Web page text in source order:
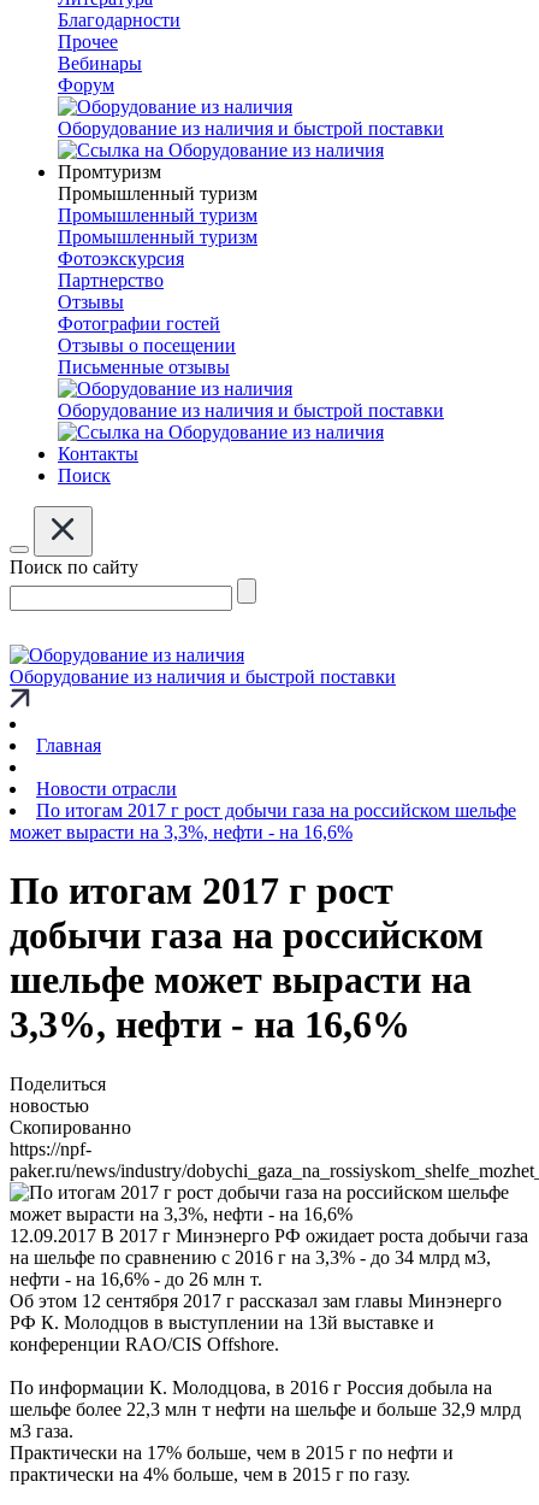
Благодарности
Прочее
Вебинары
Форум
Оборудование из наличия и быстрой поставки
Промтуризм
Промышленный туризм
Промышленный туризм
Промышленный туризм
Фотоэкскурсия
Партнерство
Отзывы
Фотографии гостей
Отзывы о посещении
Письменные отзывы
Оборудование из наличия и быстрой поставки
Контакты
Поиск
Поиск по сайту
Оборудование из наличия и быстрой поставки
Главная
Новости отрасли
По итогам 2017 г рост добычи газа на российском шельфе
может вырасти на 3,3%, нефти - на 16,6%
По итогам 2017 г рост
добычи газа на российском
шельфе может вырасти на
3,3%, нефти - на 16,6%
Поделиться
новостью
Скопированно
https://npf-
paker.ru/news/industry/
12.09.2017 В 2017 г Минэнерго РФ ожидает роста добычи газа
на шельфе по сравнению с 2016 г на 3,3% - до 34 млрд м3,
нефти - на 16,6% - до 26 млн т.
Об этом 12 сентября 2017 г рассказал зам главы Минэнерго
РФ К. Молодцов в выступлении на 13й выставке и
конференции RAO/CIS Offshore.
По информации К. Молодцова, в 2016 г Россия добыла на
шельфе более 22,3 млн т нефти на шельфе и больше 32,9 млрд
м3 газа.
Практически на 17% больше, чем в 2015 г по нефти и
практически на 4% больше, чем в 2015 г по газу.